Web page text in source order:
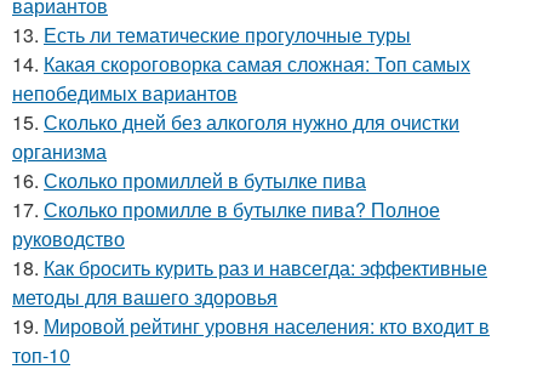
вариантов
13. Есть ли тематические прогулочные туры
14. Какая скороговорка самая сложная: Топ самых
непобедимых вариантов
15. Сколько дней без алкоголя нужно для очистки
организма
16. Сколько промиллей в бутылке пива
17. Сколько промилле в бутылке пива? Полное
руководство
18. Как бросить курить раз и навсегда: эффективные
методы для вашего здоровья
19. Мировой рейтинг уровня населения: кто входит в
топ-10